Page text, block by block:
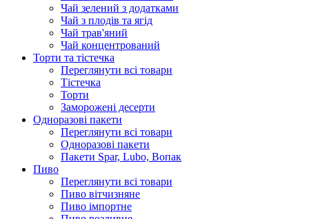
Чай зелений з додатками
Чай з плодів та ягід
Чай трав'яний
Чай концентрований
Торти та тістечка
Переглянути всі товари
Тістечка
Торти
Заморожені десерти
Одноразові пакети
Переглянути всі товари
Одноразові пакети
Пакети Spar, Lubo, Вопак
Пиво
Переглянути всі товари
Пиво вітчизняне
Пиво імпортне